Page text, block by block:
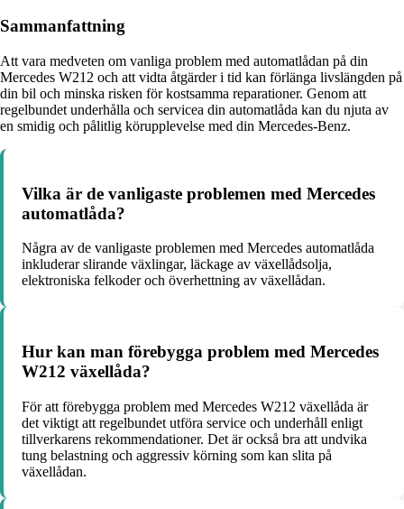
Sammanfattning
Att vara medveten om vanliga problem med automatlådan på din
Mercedes W212 och att vidta åtgärder i tid kan förlänga livslängden på
din bil och minska risken för kostsamma reparationer. Genom att
regelbundet underhålla och servicea din automatlåda kan du njuta av
en smidig och pålitlig körupplevelse med din Mercedes-Benz.
Vilka är de vanligaste problemen med Mercedes
automatlåda?
Några av de vanligaste problemen med Mercedes automatlåda
inkluderar slirande växlingar, läckage av växellådsolja,
elektroniska felkoder och överhettning av växellådan.
Hur kan man förebygga problem med Mercedes
W212 växellåda?
För att förebygga problem med Mercedes W212 växellåda är
det viktigt att regelbundet utföra service och underhåll enligt
tillverkarens rekommendationer. Det är också bra att undvika
tung belastning och aggressiv körning som kan slita på
växellådan.